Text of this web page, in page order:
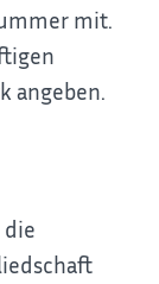
mit.
angeben.
die